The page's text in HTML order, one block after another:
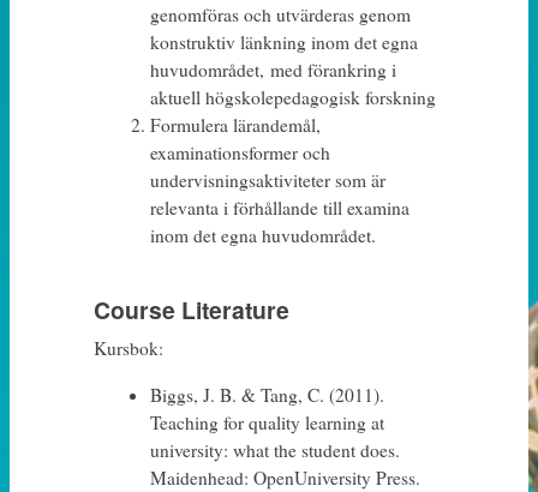
genomföras och utvärderas genom
konstruktiv länkning inom det egna
huvudområdet, med förankring i
aktuell högskolepedagogisk forskning
Formulera lärandemål,
examinationsformer och
undervisningsaktiviteter som är
relevanta i förhållande till examina
inom det egna huvudområdet.
Course Literature
Kursbok:
Biggs, J. B. & Tang, C. (2011).
Teaching for quality learning at
university: what the student does.
Maidenhead: OpenUniversity Press.